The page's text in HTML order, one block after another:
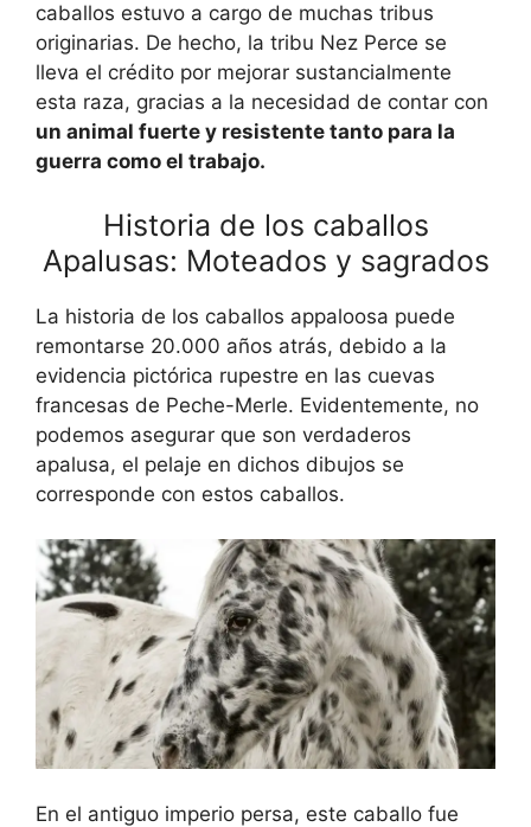
caballos estuvo a cargo de muchas tribus
originarias. De hecho, la tribu Nez Perce se
lleva el crédito por mejorar sustancialmente
esta raza, gracias a la necesidad de contar con
un animal fuerte y resistente tanto para la
guerra como el trabajo.
Historia de los caballos
Apalusas: Moteados y sagrados
La historia de los caballos appaloosa puede
remontarse 20.000 años atrás, debido a la
evidencia pictórica rupestre en las cuevas
francesas de Peche-Merle. Evidentemente, no
podemos asegurar que son verdaderos
apalusa, el pelaje en dichos dibujos se
corresponde con estos caballos.
En el antiguo imperio persa, este caballo fue